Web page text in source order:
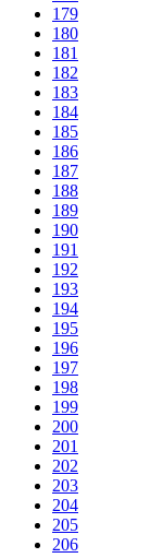
179
180
181
182
183
184
185
186
187
188
189
190
191
192
193
194
195
196
197
198
199
200
201
202
203
204
205
206